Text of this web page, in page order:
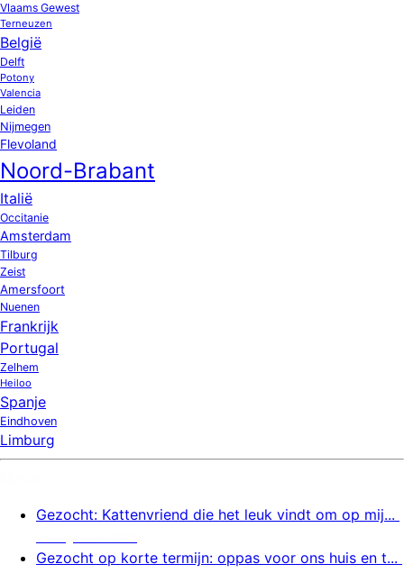
Vlaams Gewest
Terneuzen
België
Delft
Potony
Valencia
Leiden
Nijmegen
Flevoland
Noord-Brabant
Italië
Occitanie
Amsterdam
Tilburg
Zeist
Amersfoort
Nuenen
Frankrijk
Portugal
Zelhem
Heiloo
Spanje
Eindhoven
Limburg
Gezocht: Kattenvriend die het leuk vindt om op mij...
Gezocht op korte termijn: oppas voor ons huis en t...